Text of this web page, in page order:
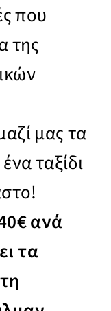
που
της
μας τα
ταξίδι
ανά
τα